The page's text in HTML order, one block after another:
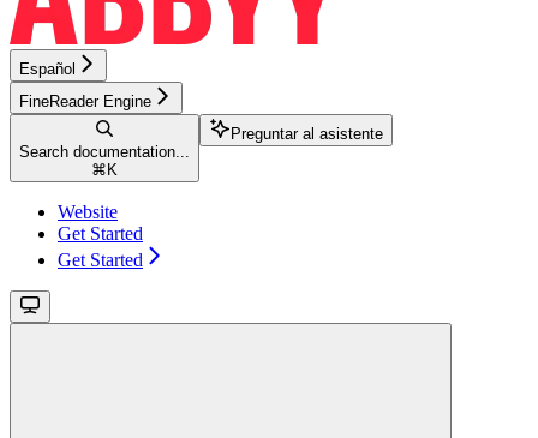
Español
FineReader Engine
Search documentation...
⌘ K
Preguntar al asistente
Website
Get Started
Get Started